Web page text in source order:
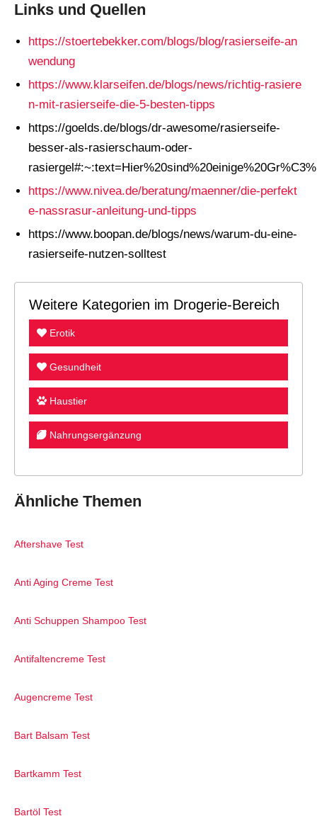
Links und Quellen
https://stoertebekker.com/blogs/blog/rasierseife-an
wendung
https://www.klarseifen.de/blogs/news/richtig-rasiere
n-mit-rasierseife-die-5-besten-tipps
https://goelds.de/blogs/dr-awesome/rasierseife-
besser-als-rasierschaum-oder-
https://www.nivea.de/beratung/maenner/die-perfekt
e-nassrasur-anleitung-und-tipps
https://www.boopan.de/blogs/news/warum-du-eine-
rasierseife-nutzen-solltest
Weitere Kategorien im Drogerie-Bereich
Erotik
Gesundheit
Haustier
Nahrungsergänzung
Ähnliche Themen
Aftershave Test
Anti Aging Creme Test
Anti Schuppen Shampoo Test
Antifaltencreme Test
Augencreme Test
Bart Balsam Test
Bartkamm Test
Bartöl Test